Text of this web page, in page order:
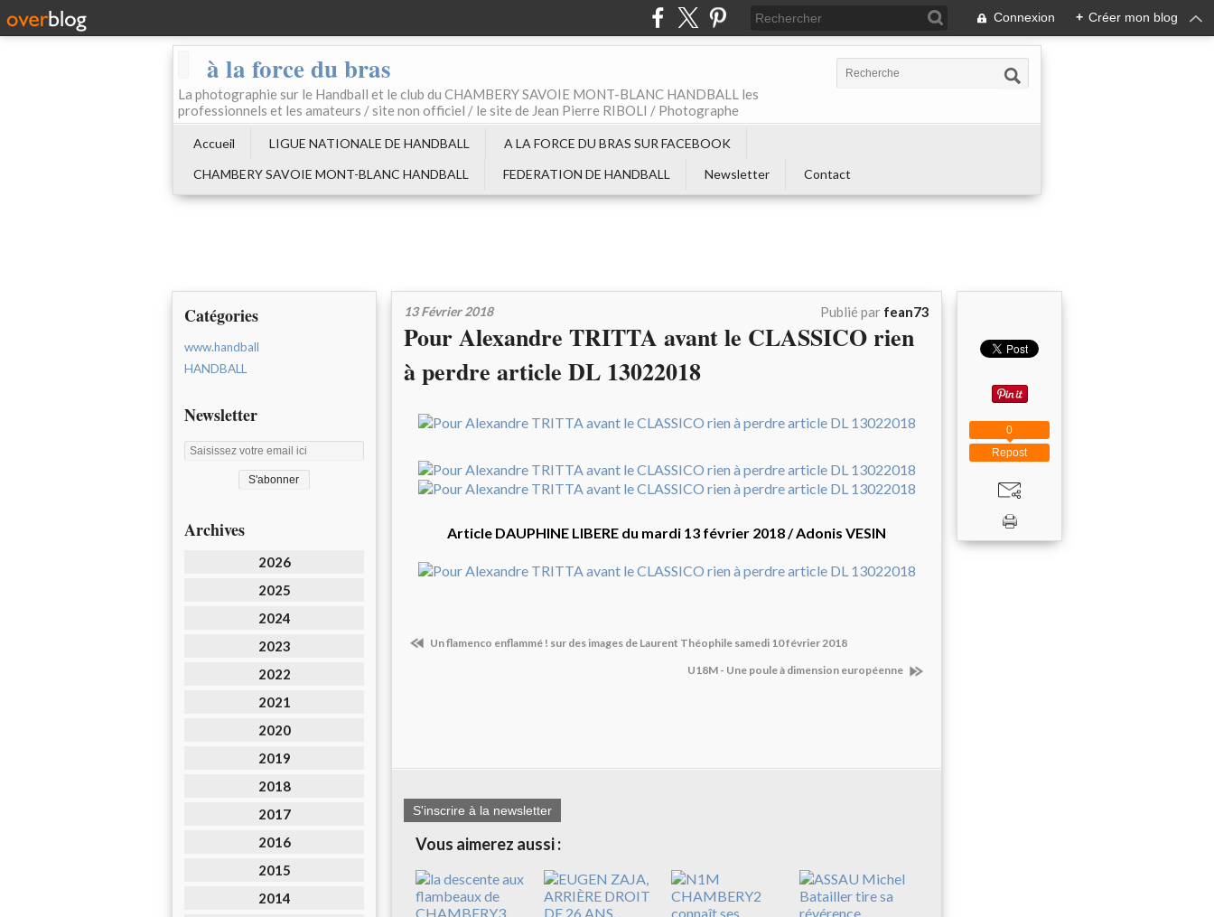
Connexion + Créer mon blog
à la force du bras
La photographie sur le Handball et le club du CHAMBERY SAVOIE MONT-BLANC HANDBALL les
professionnels et les amateurs / site non officiel / le site de Jean Pierre RIBOLI / Photographe
Accueil LIGUE NATIONALE DE HANDBALL
A LA FORCE DU BRAS SUR FACEBOOK
CHAMBERY SAVOIE MONT-BLANC HANDBALL
FEDERATION DE HANDBALL Newsletter Contact
Catégories
www.handball
HANDBALL
Newsletter
Archives
2026
2025
2024
2023
2022
2021
2020
2019
2018
2017
2016
2015
2014
13 Février 2018 Publié par fean73
Pour Alexandre TRITTA avant le CLASSICO rien
à perdre article DL 13022018
Article DAUPHINE LIBERE du mardi 13 février 2018 / Adonis VESIN
Un flamenco enflammé ! sur des images de Laurent Théophile samedi 10 février 2018
U18M - Une poule à dimension européenne
S'inscrire à la newsletter
Vous aimerez aussi :
Repost
0